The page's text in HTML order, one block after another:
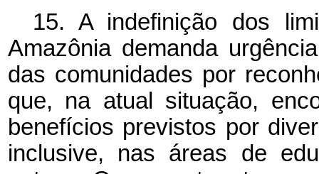
15. A indefinição dos
Amazônia demanda
das comunidades por
que, na atual situação,
benefícios previstos por
inclusive, nas áreas de